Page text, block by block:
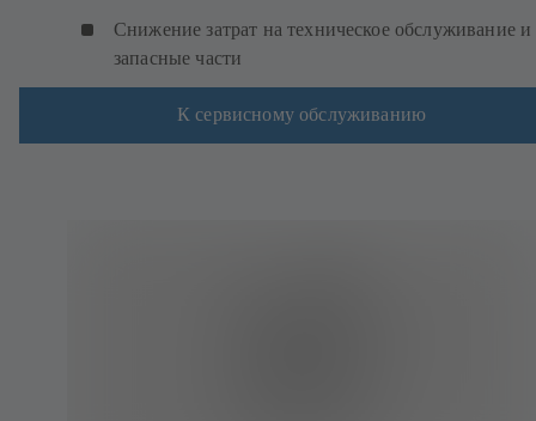
Снижение затрат на техническое обслуживание и
запасные части
К сервисному обслуживанию